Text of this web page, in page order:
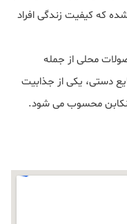
که کیفیت زندگی افراد
محلی از جمله
دستی، یکی از جذابیت‌
محسوب می شود.